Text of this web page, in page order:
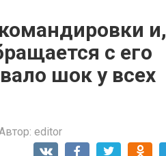
и,
с его
шок у всех
editor